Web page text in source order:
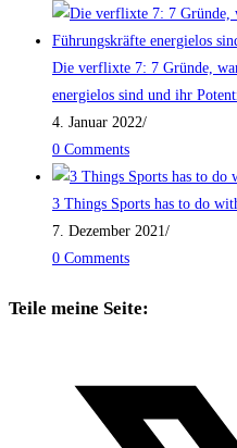
Die verflixte 7: 7 Gründe,
energielos sind und ihr
4. Januar 2022/
0 Comments
3 Things Sports has to do
7. Dezember 2021/
0 Comments
Teile meine Seite: